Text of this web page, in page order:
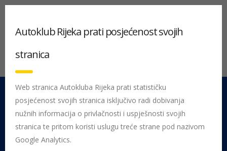
051 212 442 Centrala
Pon - Pet 08:00 - 16:00
Rujevica 9/1, 51000 Rijeka
Autoklub Rijeka prati posjećenost svojih
stranica
Web stranica Autokluba Rijeka prati statističku
posjećenost svojih stranica isključivo radi dobivanja
nužnih informacija o privlačnosti i uspješnosti svojih
stranica te pritom koristi uslugu treće strane pod nazivom
Google Analytics.